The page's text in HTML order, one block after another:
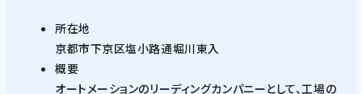
所在地
京都市下京区塩小路通堀川東入
概要
オートメーションのリーディングカンパニーとして、工場の